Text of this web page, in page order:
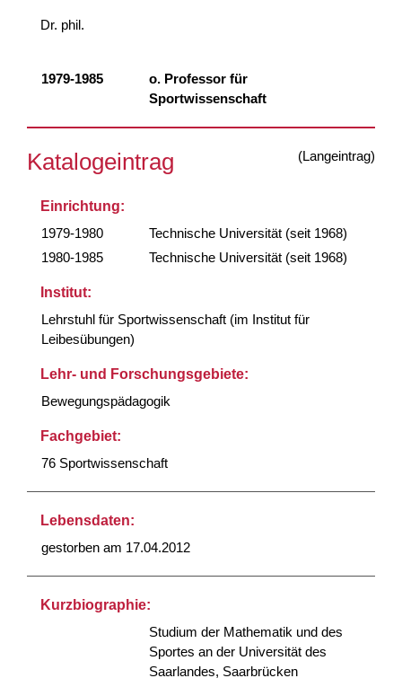
Dr. phil.
1979-1985
o. Professor für
Sportwissenschaft
(Langeintrag)
Katalogeintrag
Einrichtung:
1979-1980
Technische Universität (seit 1968)
1980-1985
Technische Universität (seit 1968)
Institut:
Lehrstuhl für Sportwissenschaft (im Institut für
Leibesübungen)
Lehr- und Forschungsgebiete:
Bewegungspädagogik
Fachgebiet:
76 Sportwissenschaft
Lebensdaten:
gestorben am 17.04.2012
Kurzbiographie:
Studium der Mathematik und des
Sportes an der Universität des
Saarlandes, Saarbrücken